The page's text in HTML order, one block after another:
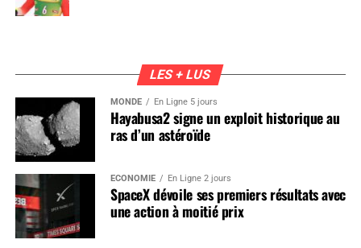
LES + LUS
MONDE En Ligne 5 jours
Hayabusa2 signe un exploit historique au
ras d’un astéroïde
ÉCONOMIE En Ligne 2 jours
SpaceX dévoile ses premiers résultats avec
une action à moitié prix